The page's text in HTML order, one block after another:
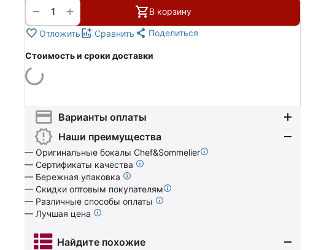
+
− В корзину
Отложить Сравнить Поделиться
Стоимость и сроки доставки
Варианты оплаты
Наши преимущества
— Оригинальные бокалы Chef&Sommelier
— Сертификаты качества
— Бережная упаковка
— Скидки оптовым покупателям
— Различные способы оплаты
— Лучшая цена
Найдите похожие